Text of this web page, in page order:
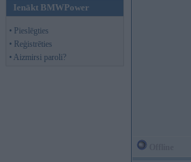
Ienākt BMWPower
• Pieslēgties
• Reģistrēties
• Aizmirsi paroli?